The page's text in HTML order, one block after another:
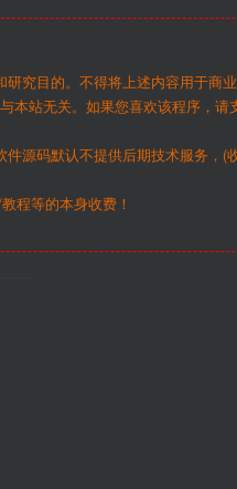
究目的。不得将上述内容用于商
本站无关。如果您喜欢该程序，请
源码默认不提供后期技术服务，(
程等的本身收费！